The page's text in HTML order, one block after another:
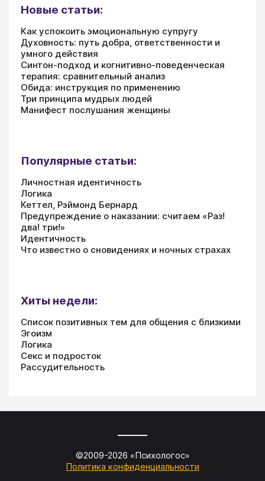
Новые статьи:
Как успокоить эмоциональную супругу
Духовность: путь добра, ответственности и
умного действия
Синтон-подход и когнитивно-поведенческая
терапия: сравнительный анализ
Обида: инструкция по применению
Три принципа мудрых людей
Манифест послушания женщины
Популярные статьи:
Личностная идентичность
Логика
Кеттел, Рэймонд Бернард
Предупреждение о наказании: считаем «Раз!
два! три!»
Идентичность
Что известно о сновидениях и ночных страхах
Хиты недели:
Список позитивных тем для общения с близкими
Эгоизм
Логика
Секс и подросток
Рассудительность
©2009-2026 «Психологос»
Политика конфиденциальности